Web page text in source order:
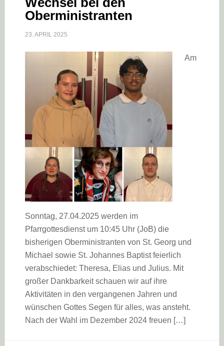
Oberministranten
23. APRIL 2025
Am
Sonntag, 27.04.2025 werden im
Pfarrgottesdienst um 10:45 Uhr (JoB) die
bisherigen Oberministranten von St. Georg und
Michael sowie St. Johannes Baptist feierlich
verabschiedet: Theresa, Elias und Julius. Mit
großer Dankbarkeit schauen wir auf ihre
Aktivitäten in den vergangenen Jahren und
wünschen Gottes Segen für alles, was ansteht.
Nach der Wahl im Dezember 2024 freuen […]